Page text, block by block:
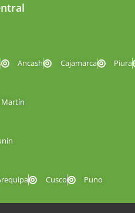
Ancash Cajamarca Piura
Martín
Cusco Puno